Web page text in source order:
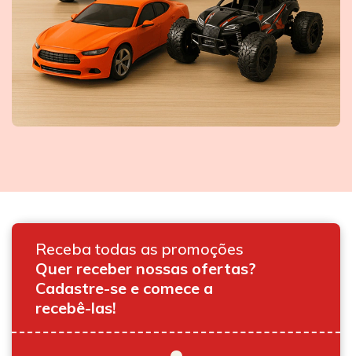
Receba todas as promoções
Quer receber nossas ofertas?
Cadastre-se e comece a
recebê-las!